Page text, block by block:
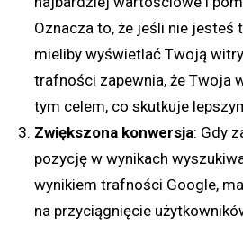
Oznacza to, że jeśli nie jesteś
mieliby wyświetlać Twoją
trafności zapewnia, że Twoja
tym celem, co skutkuje
Zwiększona konwersja: Gdy
pozycję w wynikach
wynikiem trafności Google,
na przyciągnięcie